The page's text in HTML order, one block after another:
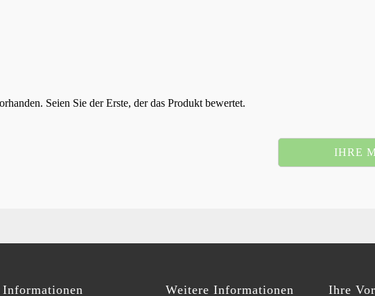
Seien Sie der Erste, der das Produkt bewertet.
IHRE
Informationen Weitere Informationen Ihre